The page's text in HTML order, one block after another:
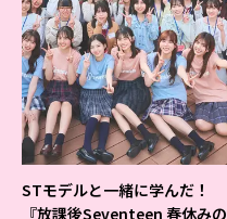
STモデルと一緒に学んだ！
『放課後Seventeen 春休みの